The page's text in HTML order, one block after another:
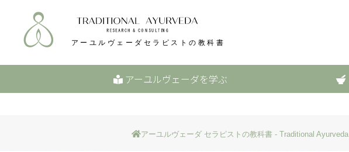
アーユルヴェーダを学ぶ
アーユルヴェーダ セラピストの教科書 - Traditional Ayurveda